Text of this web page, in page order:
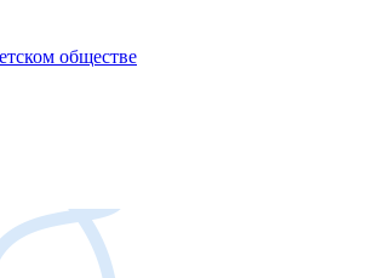
обществе